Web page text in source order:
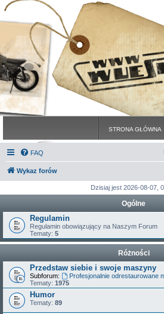
STRONA GŁÓWNA
FAQ
Wykaz forów
Dzisiaj jest 2026-08-07,
Ogólne
Regulamin
Regulamin obowiązujący na Naszym Forum
Tematy: 5
Różności
Przedstaw siebie i swoje maszyny
Subforum:
Profesjonalnie odrestaurowane
Tematy: 1975
Humor
Tematy: 89